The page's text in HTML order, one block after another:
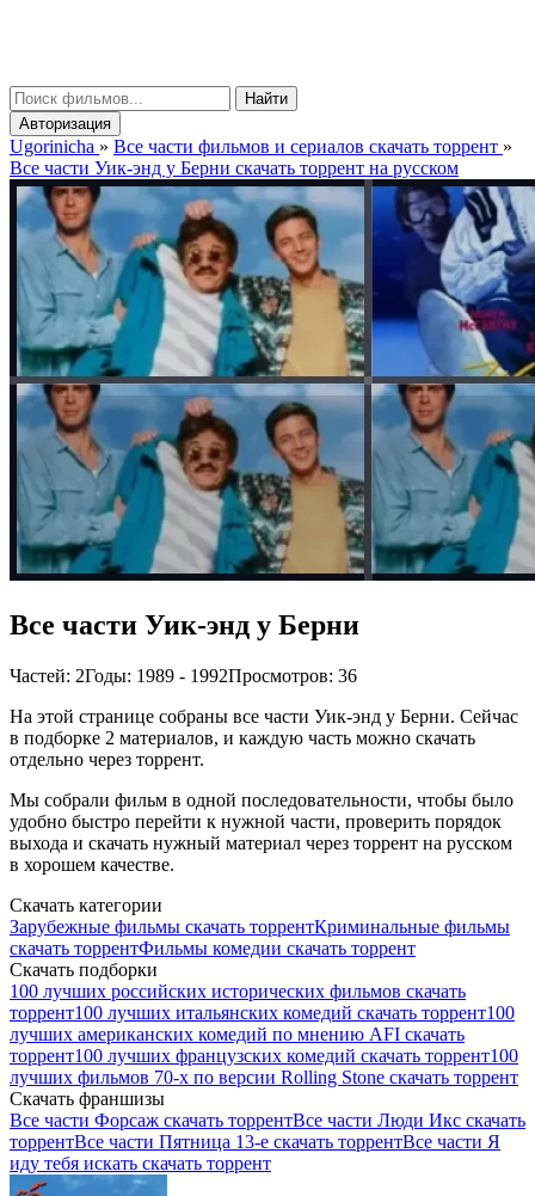
Найти
Авторизация
Ugorinicha » Все части фильмов и сериалов скачать торрент »
Все части Уик-энд у Берни скачать торрент на русском
Все части Уик-энд у Берни
Частей: 2Годы: 1989 - 1992Просмотров: 36
На этой странице собраны все части Уик-энд у Берни. Сейчас
в подборке 2 материалов, и каждую часть можно скачать
отдельно через торрент.
Мы собрали фильм в одной последовательности, чтобы было
удобно быстро перейти к нужной части, проверить порядок
выхода и скачать нужный материал через торрент на русском
в хорошем качестве.
Скачать категории
Зарубежные фильмы скачать торрентКриминальные фильмы
скачать торрентФильмы комедии скачать торрент
Скачать подборки
100 лучших российских исторических фильмов скачать
торрент100 лучших итальянских комедий скачать торрент100
лучших американских комедий по мнению AFI скачать
торрент100 лучших французских комедий скачать торрент100
лучших фильмов 70-х по версии Rolling Stone скачать торрент
Скачать франшизы
Все части Форсаж скачать торрентВсе части Люди Икс скачать
торрентВсе части Пятница 13-е скачать торрентВсе части Я
иду тебя искать скачать торрент